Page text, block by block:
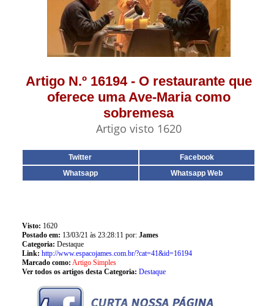
Artigo N.º 16194 - O restaurante que
oferece uma Ave-Maria como
sobremesa
Artigo visto 1620
Twitter
Facebook
Whatsapp
Whatsapp Web
Visto: 1620
Postado em: 13/03/21 às 23:28:11 por: James
Categoria: Destaque
Link: http://www.espacojames.com.br/?cat=41&id=16194
Marcado como: Artigo Simples
Ver todos os artigos desta Categoria: Destaque